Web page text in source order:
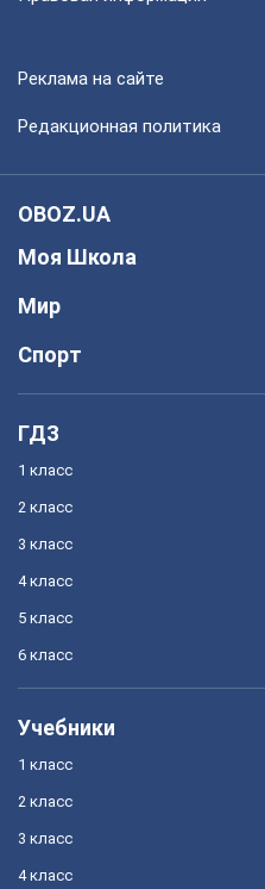
Реклама на сайте
Редакционная политика
OBOZ.UA
Моя Школа
Мир
Спорт
ГДЗ
1 класс
2 класс
3 класс
4 класс
5 класс
6 класс
Учебники
1 класс
2 класс
3 класс
4 класс